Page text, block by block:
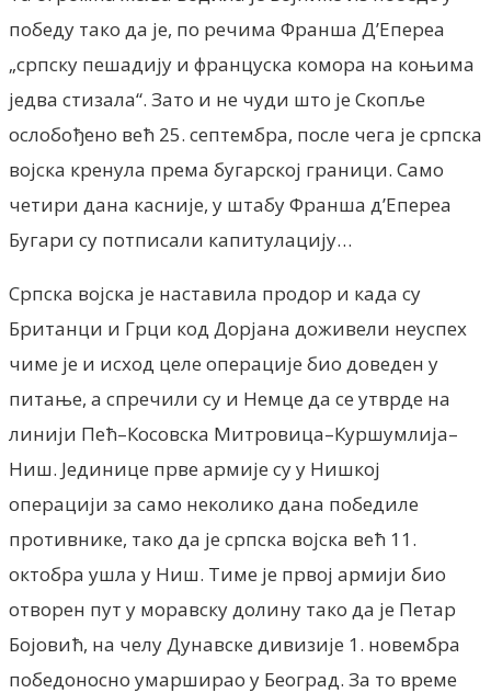
победу тако да је, по речима Франша Д’Епереа
„српску пешадију и француска комора на коњима
једва стизала“. Зато и не чуди што је Скопље
ослобођено већ 25. септембра, после чега је српска
војска кренула према бугарској граници. Само
четири дана касније, у штабу Франша д’Епереа
Бугари су потписали капитулацију…
Српска војска је наставила продор и када су
Британци и Грци код Дорјана доживели неуспех
чиме је и исход целе операције био доведен у
питање, а спречили су и Немце да се утврде на
линији Пећ–Косовска Митровица–Куршумлија–
Ниш. Јединице прве армије су у Нишкој
операцији за само неколико дана победиле
противнике, тако да је српска војска већ 11.
октобра ушла у Ниш. Тиме је првој армији био
отворен пут у моравску долину тако да је Петар
Бојовић, на челу Дунавске дивизије 1. новембра
победоносно умарширао у Београд. За то време